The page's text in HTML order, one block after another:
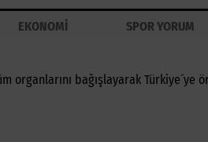
EKONOMİ SPOR YORUM
organlarını bağışlayarak Türkiye´ye